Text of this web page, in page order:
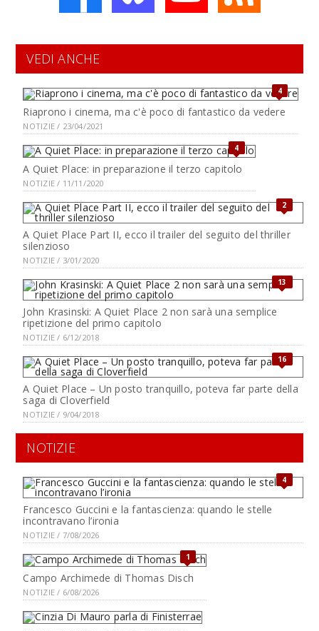
VEDI ANCHE
4
Riaprono i cinema, ma c'è poco di fantastico da vedere
NOTIZIE / 23/04/2021
4
A Quiet Place: in preparazione il terzo capitolo
NOTIZIE / 11/11/2020
2
A Quiet Place Part II, ecco il trailer del seguito del thriller
silenzioso
NOTIZIE / 3/01/2020
13
John Krasinski: A Quiet Place 2 non sarà una semplice
ripetizione del primo capitolo
NOTIZIE / 6/12/2018
16
A Quiet Place – Un posto tranquillo, poteva far parte della
saga di Cloverfield
NOTIZIE / 9/04/2018
NOTIZIE
4
Francesco Guccini e la fantascienza: quando le stelle
incontravano l’ironia
NOTIZIE / 7/08/2026
1
Campo Archimede di Thomas Disch
NOTIZIE / 6/08/2026